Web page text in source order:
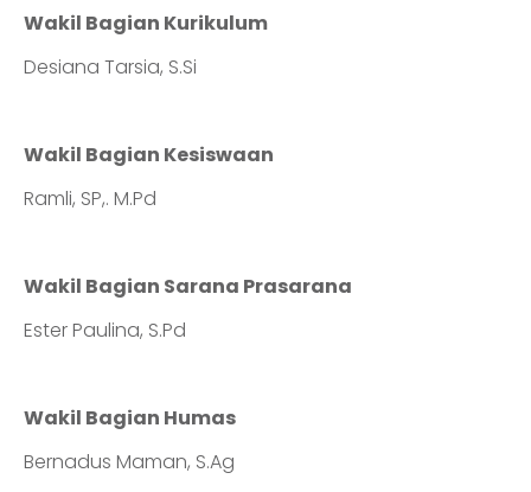
Wakil Bagian Kurikulum
Desiana Tarsia, S.Si
Wakil Bagian Kesiswaan
Ramli, SP,. M.Pd
Wakil Bagian Sarana Prasarana
Ester Paulina, S.Pd
Wakil Bagian Humas
Bernadus Maman, S.Ag